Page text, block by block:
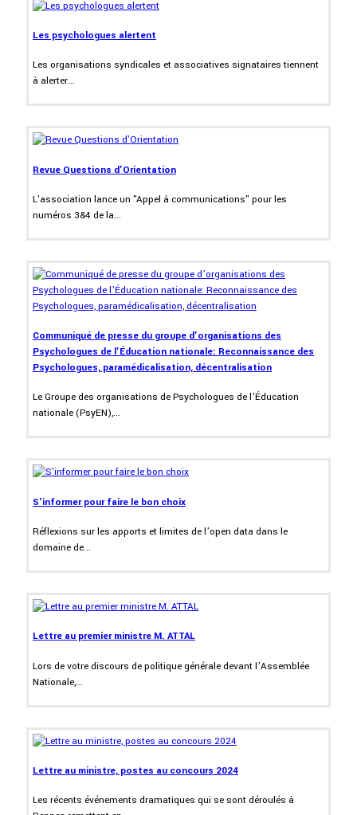
Les psychologues alertent
Les organisations syndicales et associatives signataires tiennent
à alerter...
Revue Questions d'Orientation
L'association lance un "Appel à communications" pour les
numéros 3&4 de la...
Communiqué de presse du groupe d’organisations des
Psychologues de l’Éducation nationale: Reconnaissance des
Psychologues, paramédicalisation, décentralisation
Le Groupe des organisations de Psychologues de l’Éducation
nationale (PsyEN),...
S'informer pour faire le bon choix
Réflexions sur les apports et limites de l’open data dans le
domaine de...
Lettre au premier ministre M. ATTAL
Lors de votre discours de politique générale devant l’Assemblée
Nationale,...
Lettre au ministre, postes au concours 2024
Les récents événements dramatiques qui se sont déroulés à